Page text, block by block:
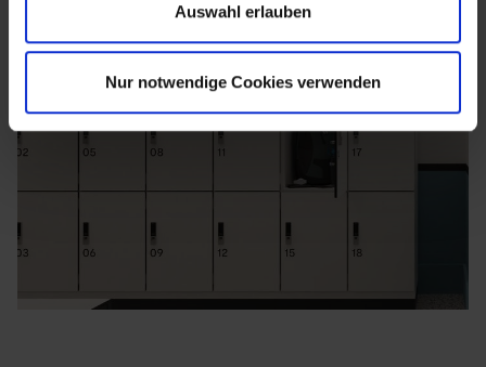
Auswahl erlauben
Nur notwendige Cookies verwenden